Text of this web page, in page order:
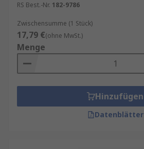
RS Best.-Nr. 182-9786
Zwischensumme (1 Stück)
17,79 €(ohne MwSt.)
Menge
Hinzufügen
Datenblätter